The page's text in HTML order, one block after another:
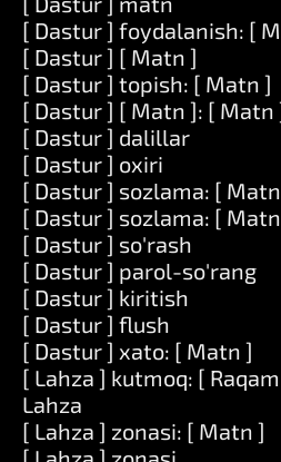
[ Dastur ] foydalanish: [
[ Dastur ] [ Matn ]
[ Dastur ] topish: [ Matn ]
[ Dastur ] [ Matn ]: [ Matn
[ Dastur ] dalillar
[ Dastur ] oxiri
[ Dastur ] sozlama: [
[ Dastur ] sozlama: [
[ Dastur ] so'rash
[ Dastur ] parol-so'rang
[ Dastur ] kiritish
[ Dastur ] flush
[ Dastur ] xato: [ Matn ]
[ Lahza ] kutmoq: [
Lahza
[ Lahza ] zonasi: [ Matn ]